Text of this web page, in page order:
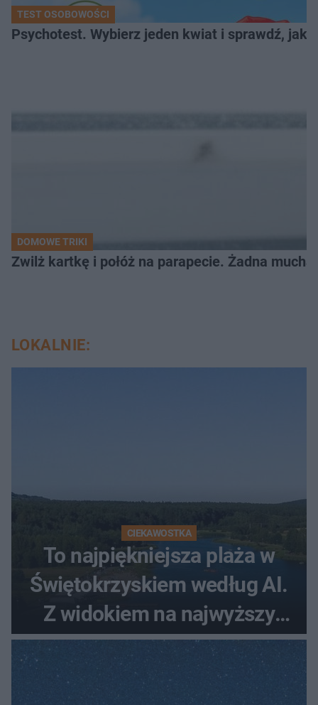
TEST OSOBOWOŚCI
Psychotest. Wybierz jeden kwiat i sprawdź, jaki
DOMOWE TRIKI
Zwilż kartkę i połóż na parapecie. Żadna
LOKALNIE:
CIEKAWOSTKA
To najpiękniejsza plaża w
Świętokrzyskiem według AI.
Z widokiem na najwyższy
szczyt Gór Świętokrzyskich